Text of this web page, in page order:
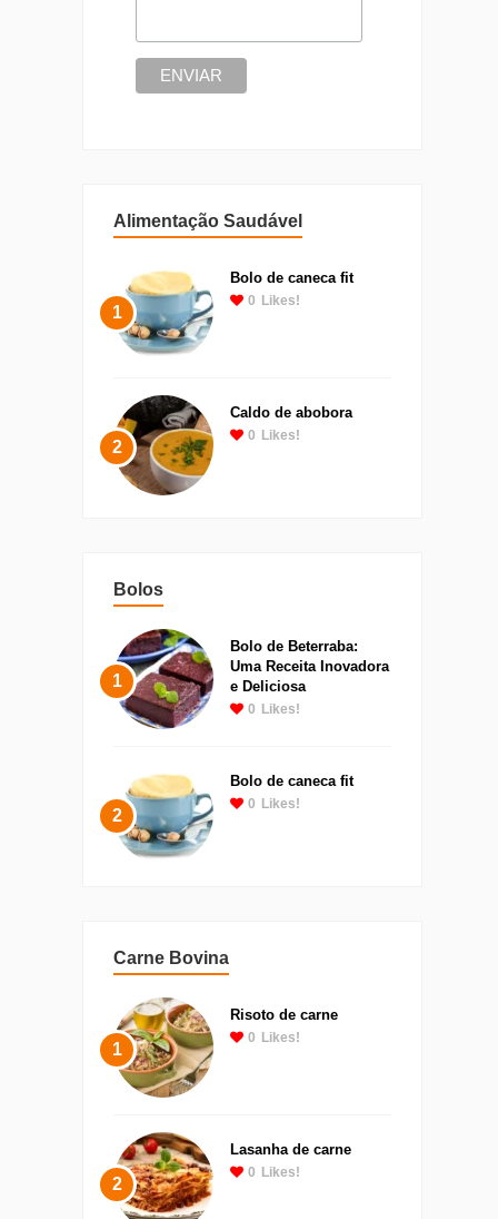
Alimentação Saudável
1
Bolo de caneca fit
0 Likes!
2
Caldo de abobora
0 Likes!
Bolos
1
Bolo de Beterraba:
Uma Receita Inovadora
e Deliciosa
0 Likes!
2
Bolo de caneca fit
0 Likes!
Carne Bovina
1
Risoto de carne
0 Likes!
2
Lasanha de carne
0 Likes!